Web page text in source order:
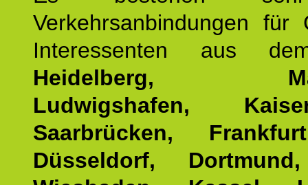
Verkehrsanbindungen für
Interessenten aus
Heidelberg,
Ludwigshafen,
Saarbrücken,
Düsseldorf,